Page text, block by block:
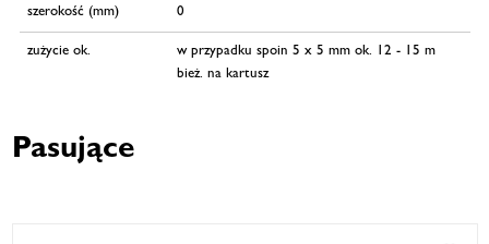
szerokość (mm) 0
zużycie ok.
w przypadku spoin 5 x 5 mm ok. 12 - 15 m
bież. na kartusz
Pasujące